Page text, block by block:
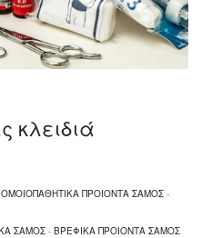
κλειδιά
ΟΜΟΙΟΠΑΘΗΤΙΚΑ ΠΡΟΙΟΝΤΑ ΣΑΜΟΣ -
ΣΑΜΟΣ - ΒΡΕΦΙΚΑ ΠΡΟΙΟΝΤΑ ΣΑΜΟΣ